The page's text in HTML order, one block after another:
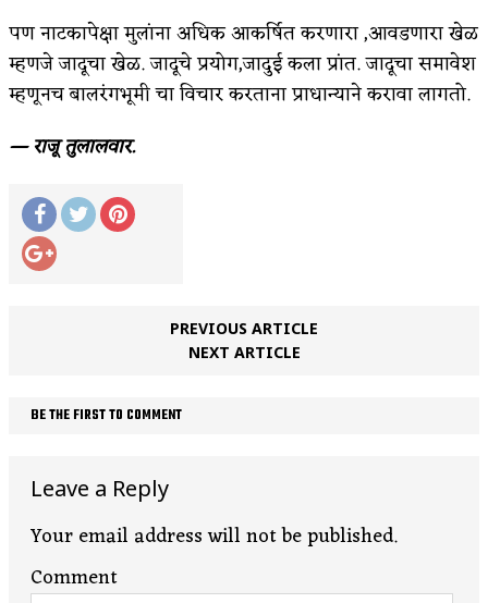
पण नाटकापेक्षा मुलांना अधिक आकर्षित करणारा ,आवडणारा खेळ
म्हणजे जादूचा खेळ. जादूचे प्रयोग,जादुई कला प्रांत. जादूचा समावेश
म्हणूनच बालरंगभूमी चा विचार करताना प्राधान्याने करावा लागतो.
— राजू तुलालवार.
PREVIOUS ARTICLE
NEXT ARTICLE
BE THE FIRST TO COMMENT
Leave a Reply
Your email address will not be published.
Comment